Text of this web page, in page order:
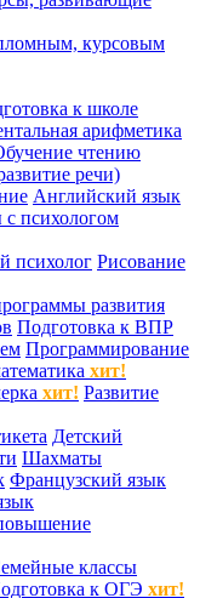
курсовым
к школе
арифметика
чтению
речи)
Английский язык
психологом
психолог Рисование
развития
Подготовка к ВПР
Программирование
хит!
хит! Развитие
Детский
Шахматы
Французский язык
классы
к ОГЭ хит!